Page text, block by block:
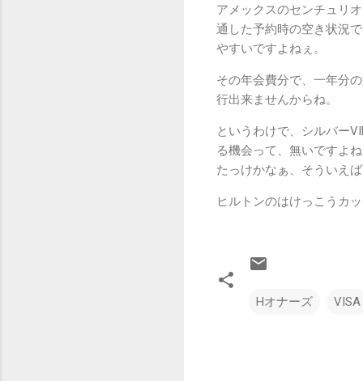
アメックスのセンチュリ
通した予約時の空き状況
やすいですよねぇ。
その年会費分で、一年分
行出来ませんからね。
というわけで、シルバー
る機会って、無いですよ
たっけかなぁ、そういえ
ヒルトンのはけっこうカ
Hオナーズ VISA